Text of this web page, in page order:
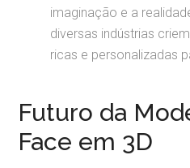
imaginação e a
diversas indústrias
ricas e personalizadas
Futuro da
Face em 3D